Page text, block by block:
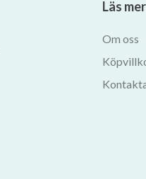
Läs mer
Om oss